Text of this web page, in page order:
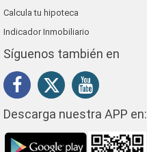
Calcula tu hipoteca
Indicador Inmobiliario
Síguenos también en
Descarga nuestra APP en: